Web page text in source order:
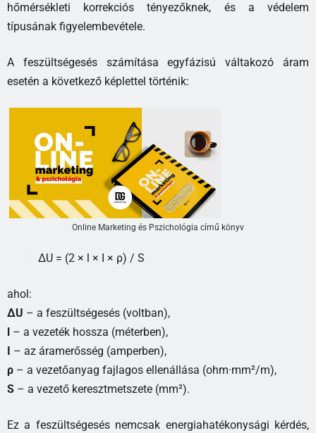
hőmérsékleti korrekciós tényezőknek, és a védelem
típusának figyelembevétele.
A feszültségesés számítása egyfázisú váltakozó áram
esetén a következő képlettel történik:
Online Marketing és Pszichológia című könyv
ΔU = (2 × l × I × ρ) / S
ahol:
ΔU – a feszültségesés (voltban),
l – a vezeték hossza (méterben),
I – az áramerősség (amperben),
ρ – a vezetőanyag fajlagos ellenállása (ohm·mm²/m),
S – a vezető keresztmetszete (mm²).
Ez a feszültségesés nemcsak energiahatékonysági kérdés,